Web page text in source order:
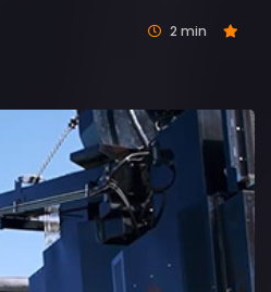
2 min